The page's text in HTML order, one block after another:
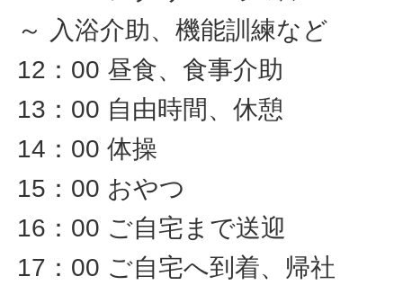
～ 入浴介助、機能訓練など
12：00 昼食、食事介助
13：00 自由時間、休憩
14：00 体操
15：00 おやつ
16：00 ご自宅まで送迎
17：00 ご自宅へ到着、帰社